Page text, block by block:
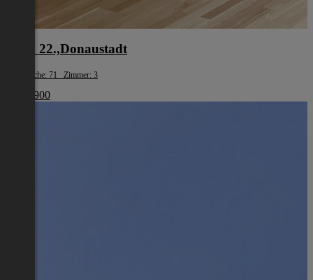
Wien 22.,Donaustadt
Wohnfläche: 71 Zimmer: 3
€ 440 900